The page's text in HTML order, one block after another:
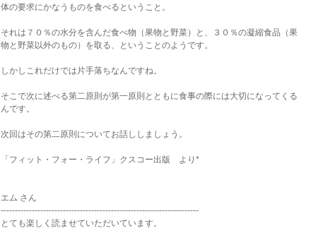
体の要求にかなうものを食べるということ。
それは７０％の水分を含んだ食べ物（果物と野菜）と、３０％の凝縮食品（果
物と野菜以外のもの）を取る、ということのようです。
しかしこれだけでは片手落ちなんですね。
そこで次に述べる第二原則が第一原則とともに食事の際には大切になってくる
んです。
次回はその第二原則についてお話ししましょう。
「フィット・フォー・ライフ」クスコー出版 より*
エム さん
----------------------------------------------------------------------
とても楽しく読ませていただいています。